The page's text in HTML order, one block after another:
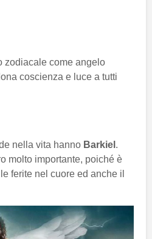
zodiacale come angelo
coscienza e luce a tutti
nella vita hanno Barkiel .
molto importante, poiché è
ferite nel cuore ed anche il